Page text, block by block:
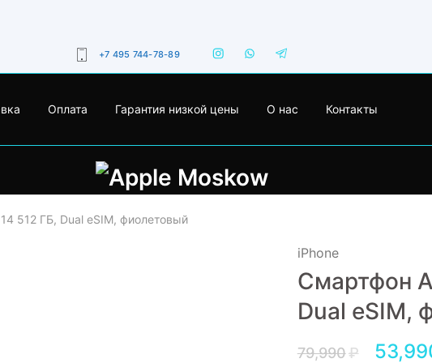
+7 495 744-78-89
Оплата Гарантия низкой цены О нас Контакты
512 ГБ, Dual еSIM, фиолетовый
iPhone
Смартфон
Dual еSIM,
79,990₽